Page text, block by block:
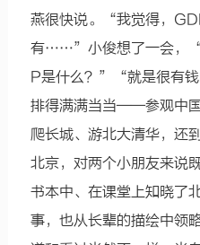
燕很快说。“我觉得，
有……”小俊想了一会，
P是什么？”“就是很有
排得满满当当——参观中国
爬长城、游北大清华，还
北京，对两个小朋友来说
书本中、在课堂上知晓了
事，也从长辈的描绘中领